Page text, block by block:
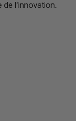
l’innovation.